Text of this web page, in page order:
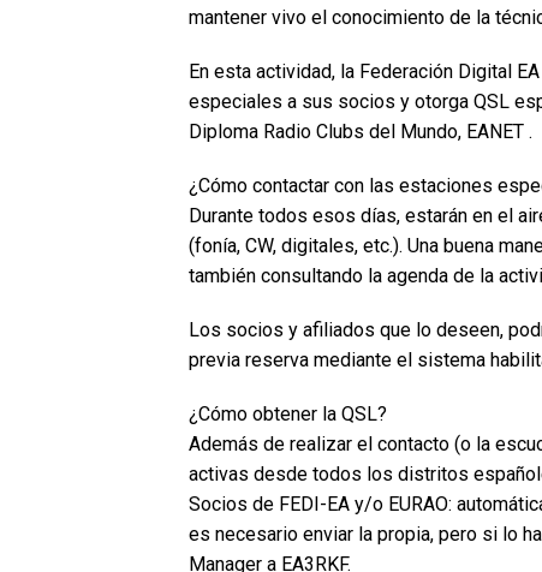
mantener vivo el conocimiento de la
En esta actividad, la Federación Digital
especiales a sus socios y otorga QSL
Diploma Radio Clubs del Mundo, EANET .
¿Cómo contactar con las estaciones
Durante todos esos días, estarán en el
(fonía, CW, digitales, etc.). Una buena
también consultando la agenda de la
Los socios y afiliados que lo deseen,
previa reserva mediante el sistema
¿Cómo obtener la QSL?
Además de realizar el contacto (o la
activas desde todos los distritos
Socios de FEDI-EA y/o EURAO:
es necesario enviar la propia, pero si lo
Manager a EA3RKF.